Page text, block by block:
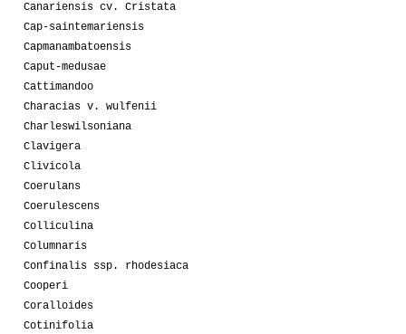
Canariensis cv. Cristata
Cap-saintemariensis
Capmanambatoensis
Caput-medusae
Cattimandoo
Characias v. wulfenii
Charleswilsoniana
Clavigera
Clivicola
Coerulans
Coerulescens
Colliculina
Columnaris
Confinalis ssp. rhodesiaca
Cooperi
Coralloides
Cotinifolia